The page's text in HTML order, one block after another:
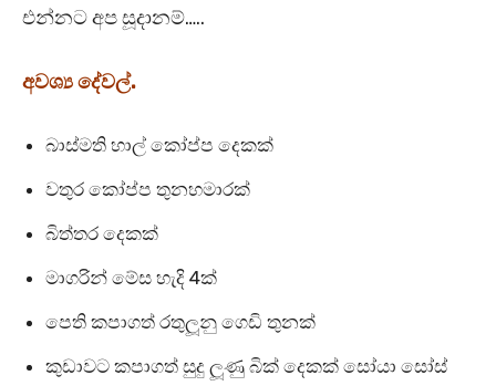
එන්නට අප සූදානම්…..
අවශ්‍ය දේවල්.
බාස්මති හාල් කෝප්ප දෙකක්
වතුර කෝප්ප තුනහමාරක්
බිත්තර දෙකක්
මාගරින් මේස හැදි 4ක්
පෙති කපාගත් රතුලූනු ගෙඩි තුනක්
කුඩාවට කපාගත් සුදු ලූණු බික් දෙකක් සෝයා සෝස්